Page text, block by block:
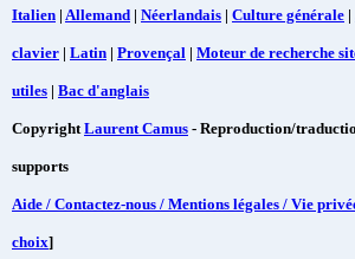
Italien | Allemand | Néerlandais | Culture générale |
clavier | Latin | Provençal | Moteur de recherche
utiles | Bac d'anglais
CopyrightLaurent Camus - Reproduction/
supports
Aide / Contactez-nous / Mentions légales / Vie
choix]